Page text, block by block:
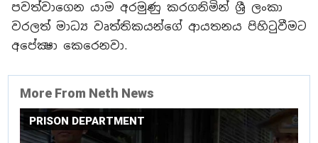
පවත්වාගෙන යාම අරමුණු කරගනිමින් ශ්‍රී ලංකා
වරලත් මාධ්‍ය වෘත්තිකයන්ගේ ආයතනය පිහිටුවීමට
අපේක්‍ෂා කෙරෙනවා.
More From Neth News
PRISON DEPARTMENT